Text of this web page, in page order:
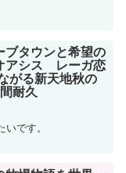
ブタウンと希望の
アシス レーガ恋
がる新天地秋の
耐久
です。